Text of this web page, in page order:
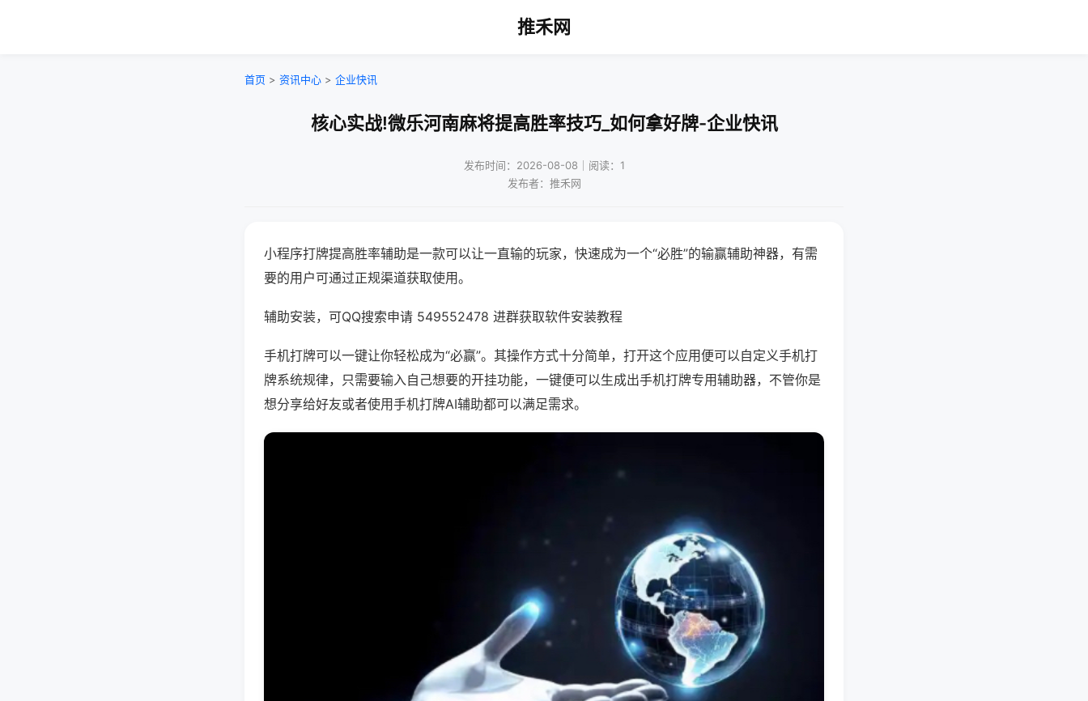
推禾网
首页 > 资讯中心 > 企业快讯
核心实战!微乐河南麻将提高胜率技巧_如何拿好牌-企业快讯
发布时间：2026-08-08｜阅读：1
发布者：推禾网
小程序打牌提高胜率辅助是一款可以让一直输的玩家，快速成为一个“必胜”的输赢辅助神器，有需
要的用户可通过正规渠道获取使用。
辅助安装，可QQ搜索申请 549552478 进群获取软件安装教程
手机打牌可以一键让你轻松成为“必赢”。其操作方式十分简单，打开这个应用便可以自定义手机打
牌系统规律，只需要输入自己想要的开挂功能，一键便可以生成出手机打牌专用辅助器，不管你是
想分享给好友或者使用手机打牌AI辅助都可以满足需求。